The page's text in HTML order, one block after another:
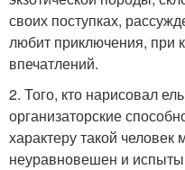
своих поступках,
любит приключения, при
впечатлений.
2. Того, кто нарисовал
организаторские
характеру такой
неуравновешен и